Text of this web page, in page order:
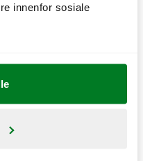
innenfor sosiale